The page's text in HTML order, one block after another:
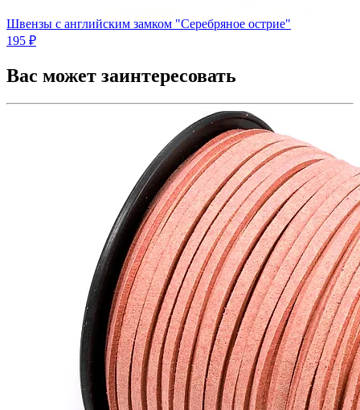
Швензы с английским замком "Серебряное острие"
195 ₽
Вас может заинтересовать